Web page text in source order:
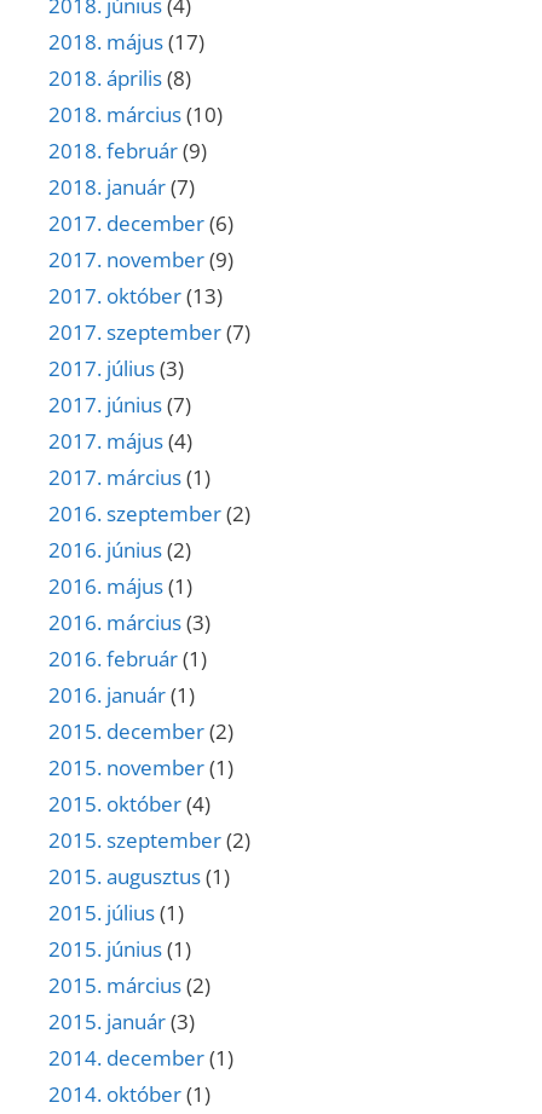
2018. május(17)
2018. április(8)
2018. március(10)
2018. február(9)
2018. január(7)
2017. december(6)
2017. november(9)
2017. október(13)
2017. szeptember(7)
2017. július(3)
2017. június(7)
2017. május(4)
2017. március(1)
2016. szeptember(2)
2016. június(2)
2016. május(1)
2016. március(3)
2016. február(1)
2016. január(1)
2015. december(2)
2015. november(1)
2015. október(4)
2015. szeptember(2)
2015. augusztus(1)
2015. július(1)
2015. június(1)
2015. március(2)
2015. január(3)
2014. december(1)
2014. október(1)